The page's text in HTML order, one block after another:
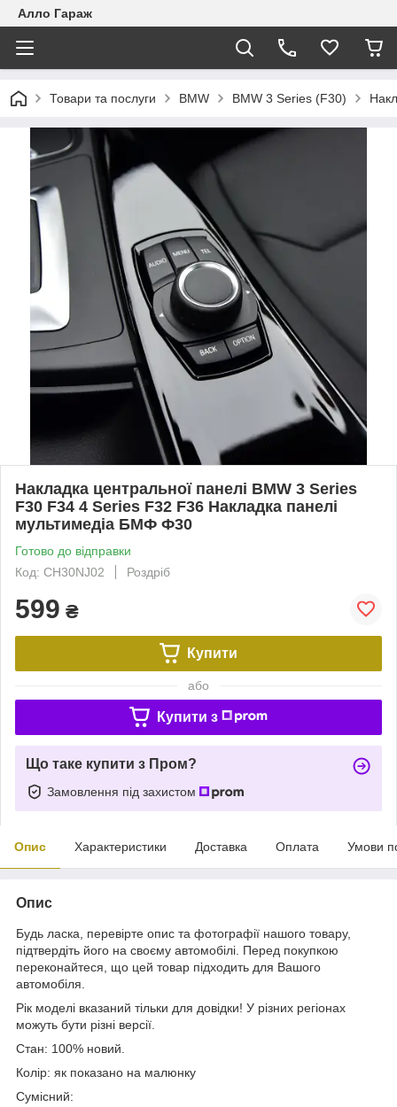
Алло Гараж
Товари та послуги BMW BMW 3 Series (F30)
Накладка центральної панелі BMW 3 Series
F30 F34 4 Series F32 F36 Накладка панелі
мультимедіа БМФ Ф30
Готово до відправки
Код: CH30NJ02
Роздріб
599 ₴
Купити
або
Купити з
Що таке купити з Пром?
Замовлення під захистом
Опис Характеристики Доставка Оплата Умови
Опис
Будь ласка, перевірте опис та фотографії нашого товару,
підтвердіть його на своєму автомобілі. Перед покупкою
переконайтеся, що цей товар підходить для Вашого
автомобіля.
Рік моделі вказаний тільки для довідки! У різних регіонах
можуть бути різні версії.
Стан: 100% новий.
Колір: як показано на малюнку
Сумісний: